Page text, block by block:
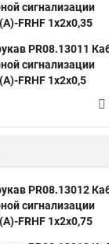
сигнализации
FRHF 1х2х0,35
PR08.13011
сигнализации
FRHF 1х2х0,5
PR08.13012
сигнализации
FRHF 1х2х0,75